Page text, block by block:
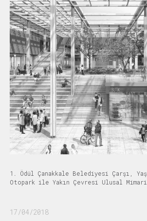
1. Ödül Çanakkale Belediyesi Çarşı,
Otopark ile Yakın Çevresi Ulusal Mimari
17/04/2018